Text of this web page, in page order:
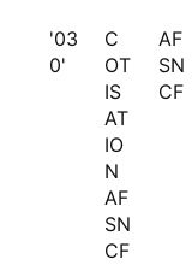
'03
0'
C
OT
IS
AT
IO
N
AF
SN
CF
AF
SN
CF